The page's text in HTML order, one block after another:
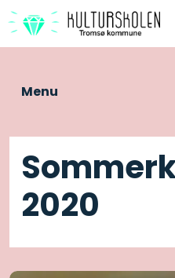
Menu
2020